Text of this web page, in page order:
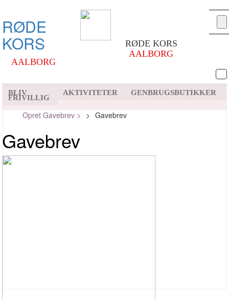
RØDE
KORS
AALBORG
RØDE KORS
AALBORG
BLIV
FRIVILLIG
AKTIVITETER GENBRUGSBUTIKKER
Opret Gavebrev > > Gavebrev
Gavebrev